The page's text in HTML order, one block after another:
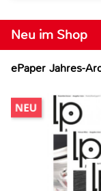
Neu im Shop
ePaper Jahres-